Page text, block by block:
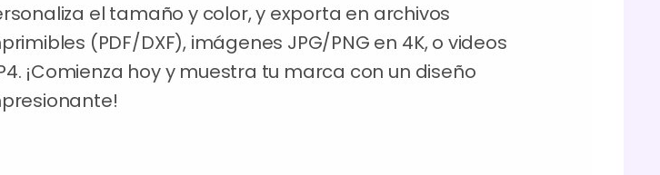
el tamaño y color, y exporta en archivos
(PDF/DXF), imágenes JPG/PNG en 4K, o videos
¡Comienza hoy y muestra tu marca con un diseño